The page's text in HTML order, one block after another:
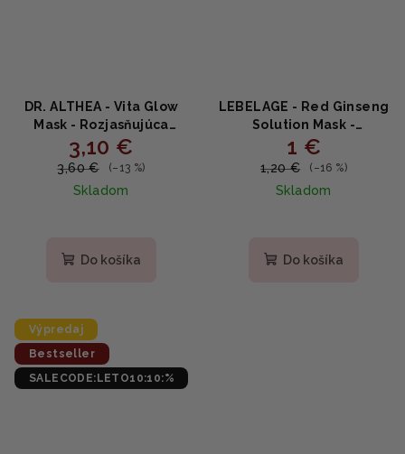
DR. ALTHEA - Vita Glow
Mask - Rozjasňujúca
maska s niacínamidom a
rakytníkom 28g
3,10 €
3,60 € (–13 %)
Skladom
Do košíka
LEBELAGE - Red Ginseng
Solution Mask -
Revitalizačná plátenná
maska s červeným
ženšenom 25g
1 €
1,20 € (–16 %)
Skladom
Do košíka
Výpredaj
Bestseller
SALECODE:LETO10:10:%